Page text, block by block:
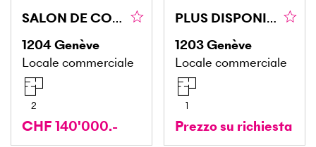
SALON DE COIFFURE EN VIEILLE VILLE
1204Genève
Locale commerciale
2
CHF 140'000.-
PLUS DISPONIBLE
1203Genève
Locale commerciale
1
Prezzo su richiesta